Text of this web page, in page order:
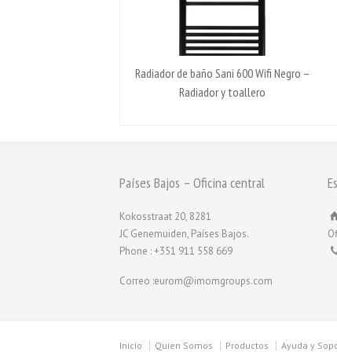
Radiador de baño Sani 600 Wifi Negro –
Radiador y toallero
Países Bajos – Oficina central
Kokosstraat 20, 8281
JC Genemuiden, Países Bajos.
Phone : +351 911 558 669
Correo :eurom@imomgroups.com
Inicio Quien Somos Productos Ayuda y